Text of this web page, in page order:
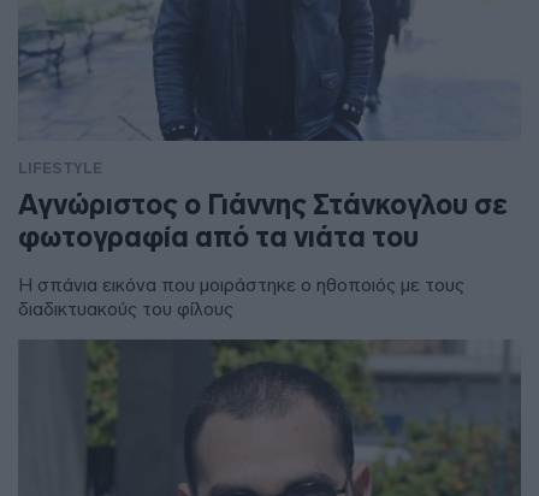
LIFESTYLE
Αγνώριστος ο Γιάννης Στάνκογλου σε
φωτογραφία από τα νιάτα του
Η σπάνια εικόνα που μοιράστηκε ο ηθοποιός με τους
διαδικτυακούς του φίλους